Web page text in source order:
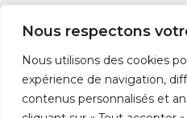
Nous respectons
Nous utilisons des cookies
expérience de navigation,
contenus personnalisés et
Mentions légales et